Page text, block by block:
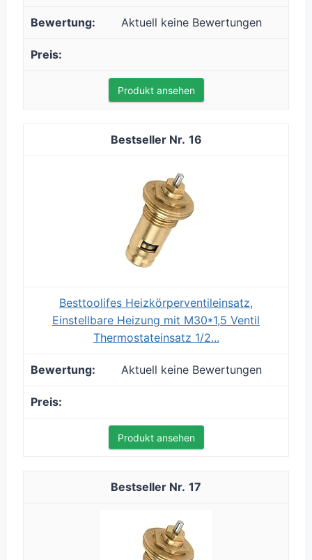
Aktuell keine Bewertungen
Produkt ansehen
16
Besttoolifes Heizkörperventileinsatz,
Einstellbare Heizung mit M30*1,5 Ventil
Thermostateinsatz 1/2...
Aktuell keine Bewertungen
Produkt ansehen
17